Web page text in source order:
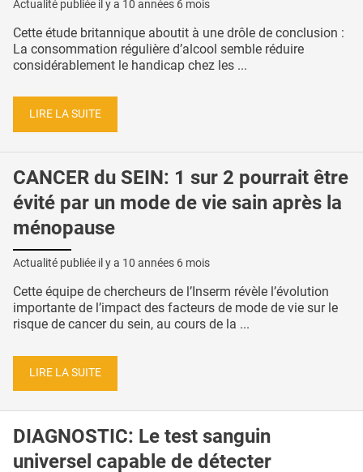
Actualité publiée il y a 10 années 6 mois
Cette étude britannique aboutit à une drôle de conclusion :
La consommation régulière d’alcool semble réduire
considérablement le handicap chez les ...
LIRE LA SUITE
CANCER du SEIN: 1 sur 2 pourrait être
évité par un mode de vie sain après la
ménopause
Actualité publiée il y a 10 années 6 mois
Cette équipe de chercheurs de l’Inserm révèle l’évolution
importante de l’impact des facteurs de mode de vie sur le
risque de cancer du sein, au cours de la ...
LIRE LA SUITE
DIAGNOSTIC: Le test sanguin
universel capable de détecter